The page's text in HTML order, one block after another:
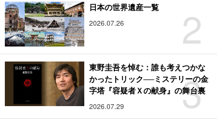
2
日本の世界遺産一覧
2026.07.26
3
東野圭吾を悼む：誰も考えつかな
かったトリック──ミステリーの金
字塔『容疑者Ｘの献身』の舞台裏
2026.07.29